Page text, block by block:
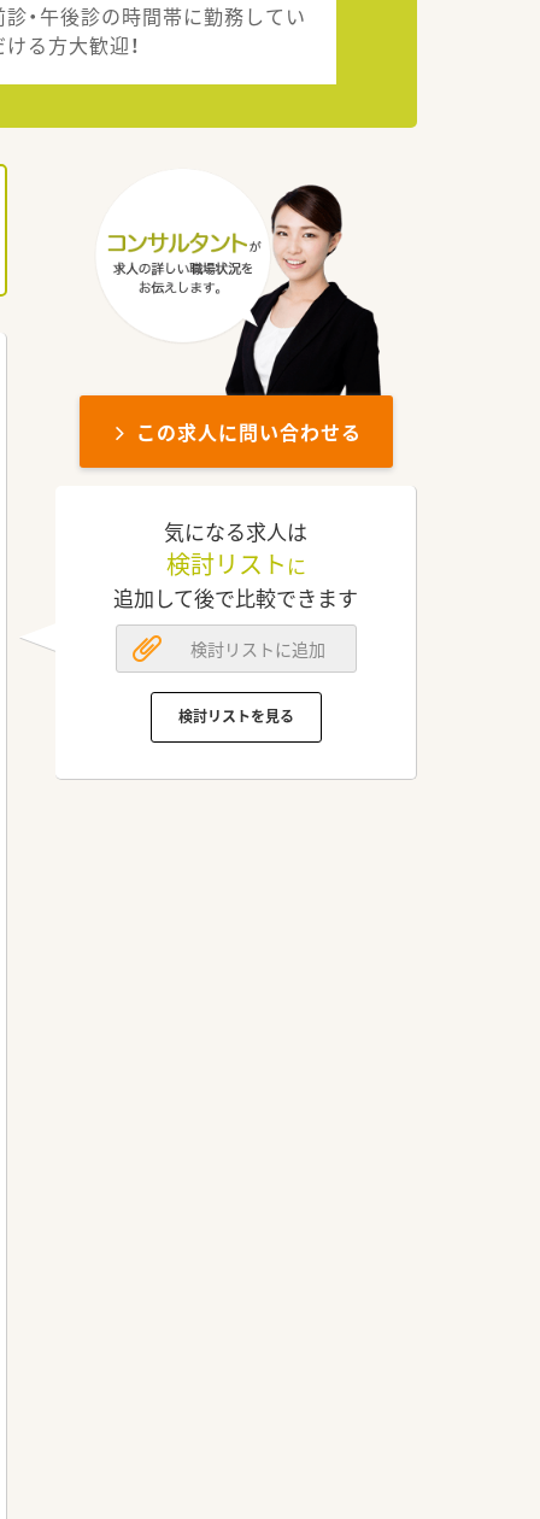
診・午後診の時間帯に勤務してい
る方大歓迎！
この求人に問い合わせる
気になる求人は
検討リスト に
追加して後で比較できます
検討リストに追加
検討リストを見る